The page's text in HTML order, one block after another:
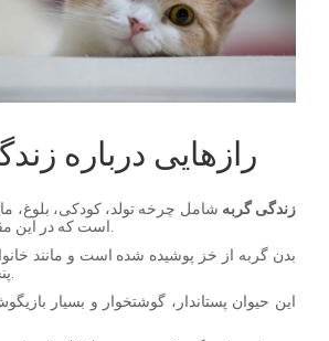
رازهایی درباره
زندگی گربه شامل چرخه تولد، کودکی، بلوغ،
بدن گربه از خز پوشیده شده است و مانند
این حیوان پستاندار، گوشتخوار و بسیار